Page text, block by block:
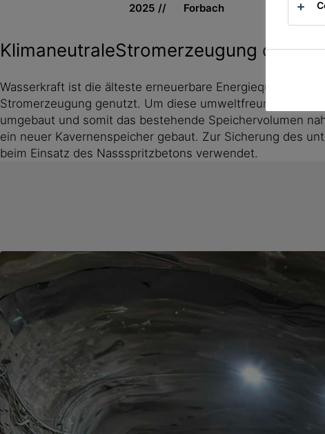
2025 Forbach
KlimaneutraleStromerzeugung durch
Wasserkraft ist die älteste erneuerbare Energiequelle der
Stromerzeugung genutzt. Um diese umweltfreundliche
umgebaut und somit das bestehende Speichervolumen
ein neuer Kavernenspeicher gebaut. Zur Sicherung des
beim Einsatz des Nassspritzbetons verwendet.